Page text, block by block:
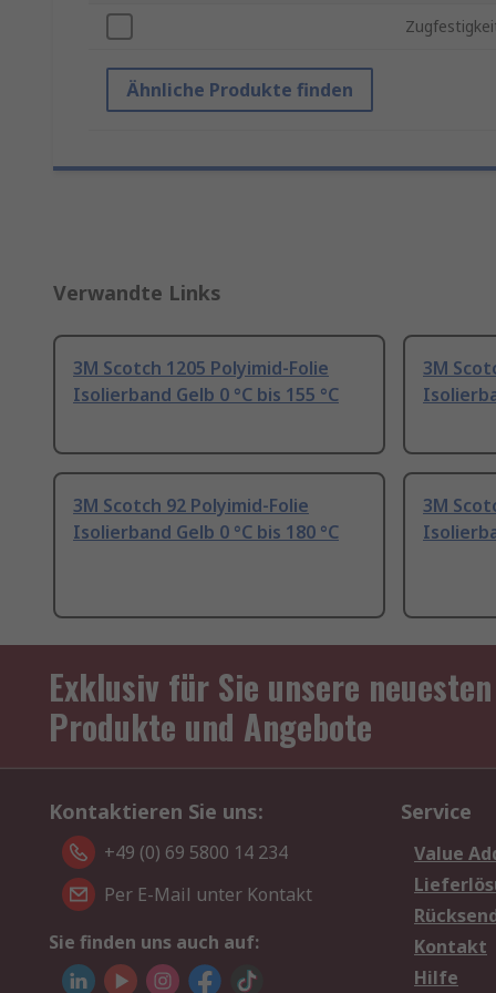
Ähnliche Produkte finden
Verwandte Links
3M Scotch 1205 Polyimid-Folie
Isolierband Gelb 0 °C bis 155 °C
3M
3M Scotch 92 Polyimid-Folie
Isolierband Gelb 0 °C bis 180 °C
3M
Exklusiv für Sie unsere neuesten
Produkte und Angebote
Kontaktieren Sie uns:
+49 (0) 69 5800 14 234
Per E-Mail unter Kontakt
Sie finden uns auch auf:
Service
Value
Kontakt
Hilfe